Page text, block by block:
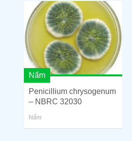
Nấm
Penicillium chrysogenum
– NBRC 32030
Nấm